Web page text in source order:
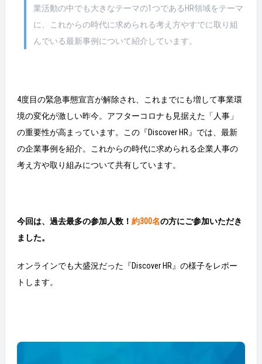
業活動の中でも大きなテーマの1つであるHR領域をテーマ
に、これからの時代に求められる考え方やすでに取り組
んでいる最新事例について紹介しています。
4度目の緊急事態宣言が解除され、これまでにも増して事業環
境の変化が激しい昨今。アフターコロナも見据えた「人事」
の重要性が高まっています。この『Discover HR』では、最新
の企業事例を紹介。これからの時代に求められる企業人事の
考え方や取り組みについて共有しています。
今回は、過去最多の参加人数！ 約300名の方にご参加いただき
ました。
オンラインでも大盛況だった『Discover HR』の様子をレポー
トします。